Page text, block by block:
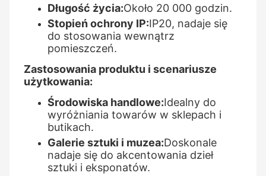
Długość życia:Około 20 000 godzin.
Stopień ochrony IP:IP20, nadaje się
do stosowania wewnątrz
pomieszczeń.
Zastosowania produktu i scenariusze
użytkowania:
Środowiska handlowe:Idealny do
wyróżniania towarów w sklepach i
butikach.
Galerie sztuki i muzea:Doskonale
nadaje się do akcentowania dzieł
sztuki i eksponatów.